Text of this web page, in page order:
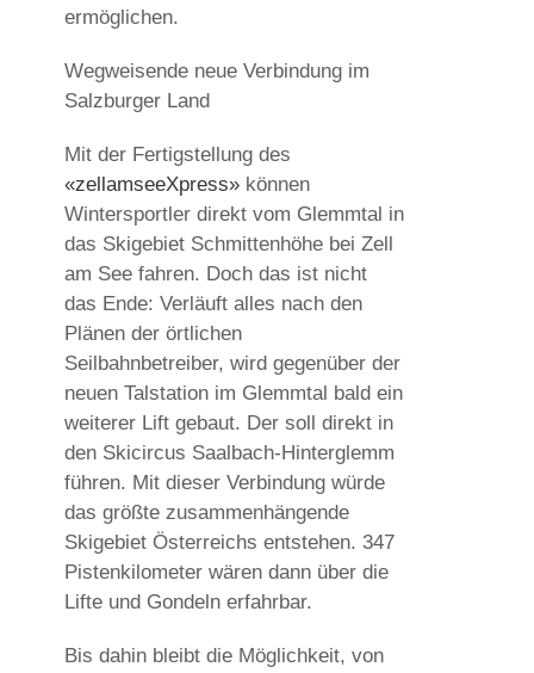
ermöglichen.
Wegweisende neue Verbindung im
Salzburger Land
Mit der Fertigstellung des
«zellamseeXpress» können
Wintersportler direkt vom Glemmtal in
das Skigebiet Schmittenhöhe bei Zell
am See fahren. Doch das ist nicht
das Ende: Verläuft alles nach den
Plänen der örtlichen
Seilbahnbetreiber, wird gegenüber der
neuen Talstation im Glemmtal bald ein
weiterer Lift gebaut. Der soll direkt in
den Skicircus Saalbach-Hinterglemm
führen. Mit dieser Verbindung würde
das größte zusammenhängende
Skigebiet Österreichs entstehen. 347
Pistenkilometer wären dann über die
Lifte und Gondeln erfahrbar.
Bis dahin bleibt die Möglichkeit, von